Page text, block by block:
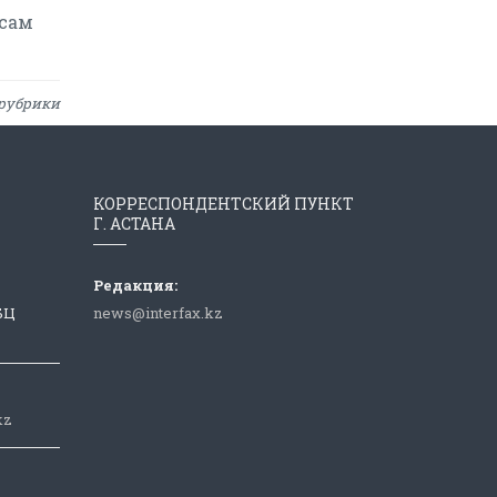
КОРРЕСПОНДЕНТСКИЙ ПУНКТ
Г. АСТАНА
Редакция:
news@interfax.kz